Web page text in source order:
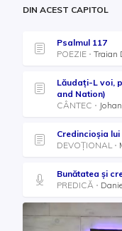
DIN ACEST CAPITOL
Psalmul 117
POEZIE
Traian
Lăudaţi-L voi,
and Nation)
CÂNTEC
Credincioșia lui
DEVOȚIONAL
Bunătatea și
PREDICĂ